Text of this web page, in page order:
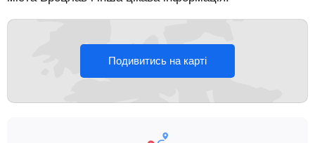
Подивитись на карті